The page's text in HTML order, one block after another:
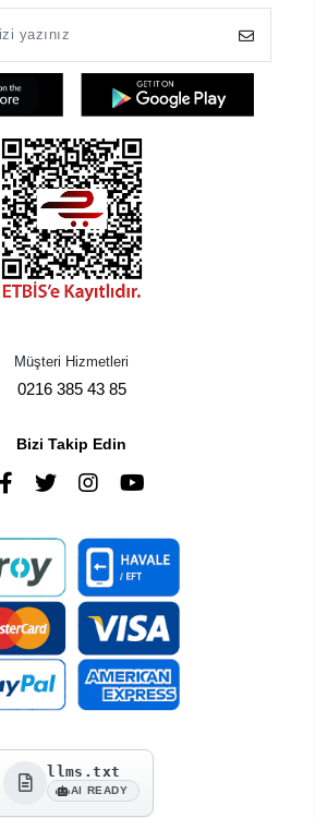
Müşteri Hizmetleri
0216 385 43 85
Bizi Takip Edin
llms.txt
AI READY